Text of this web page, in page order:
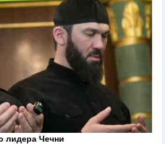
лидера Чечни